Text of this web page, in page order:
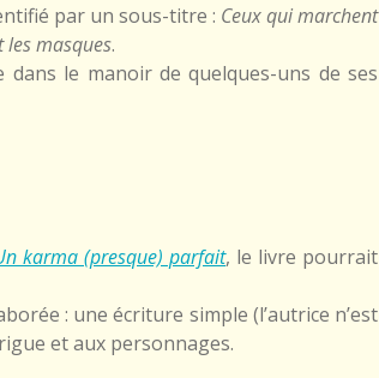
par un sous-titre : Ceux qui marchent
les masques.
le manoir de quelques-uns de ses
karma (presque) parfait, le livre pourrait
: une écriture simple (l’autrice n’est
et aux personnages.